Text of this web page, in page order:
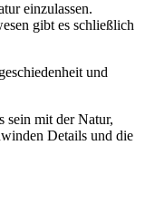
einzulassen.
gibt es schließlich
und
sein mit der Natur,
Details und die